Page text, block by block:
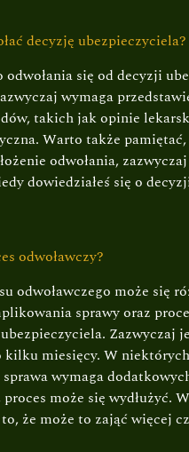
decyzję ubezpieczyciela?
odwołania się od decyzji
wymaga
takich jak opinie
Warto także pamiętać,
odwołania,
dowiedziałeś się o
odwoławczy?
odwoławczego może się
sprawy oraz
Zazwyczaj
miesięcy. W niektórych
wymaga
może się wydłużyć.
że może to zająć więcej